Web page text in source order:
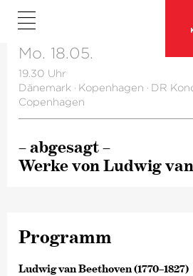
Mo. 18.05.
19.30 Uhr
Dänemark · Kopenhagen · DR
Copenhagen
– abgesagt –
Werke von Ludwig
Programm
Ludwig van Beethoven (1770–1827)